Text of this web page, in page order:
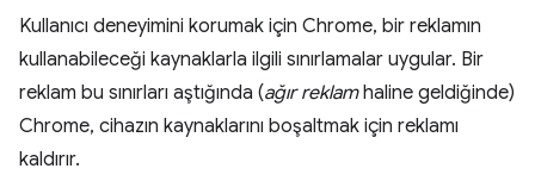
Kullanıcı deneyimini korumak için Chrome, bir reklamın
kullanabileceği kaynaklarla ilgili sınırlamalar uygular. Bir
reklam bu sınırları aştığında (ağır reklamhaline geldiğinde)
Chrome, cihazın kaynaklarını boşaltmak için reklamı
kaldırır.